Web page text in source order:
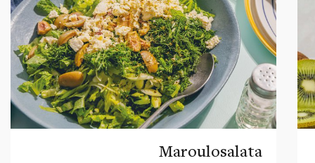
Maroulosalata